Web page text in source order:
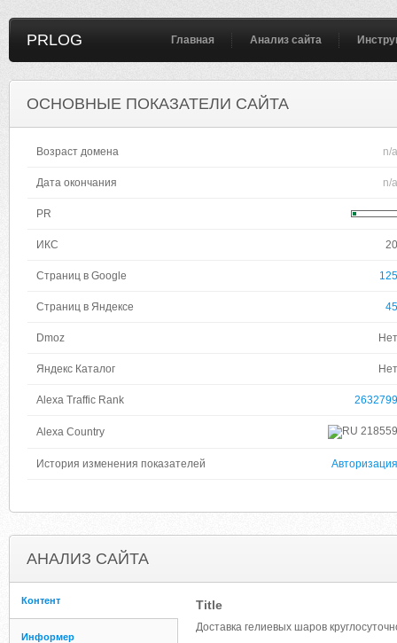
PRLOG Главная Анализ сайта
ОСНОВНЫЕ ПОКАЗАТЕЛИ САЙТА
Возраст домена n/a
Дата окончания n/a
PR
ИКС 20
Страниц в Google 125
Страниц в Яндексе 45
Dmoz Нет
Яндекс Каталог Нет
Alexa Traffic Rank 2632799
Alexa Country 218559
История изменения показателей Авторизация
АНАЛИЗ САЙТА
Контент
Информер
Title
Доставка гелиевых шаров